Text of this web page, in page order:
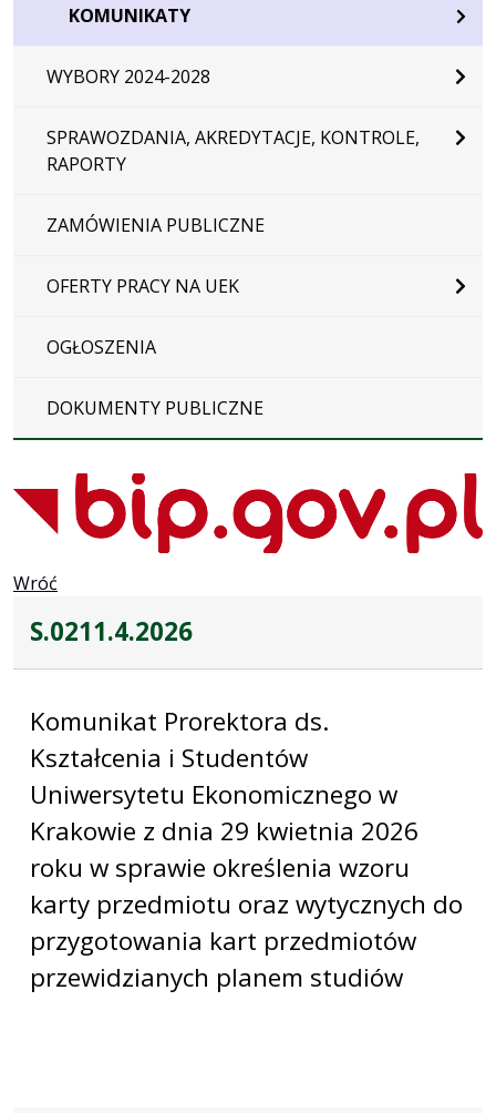
KOMUNIKATY
WYBORY 2024-2028
SPRAWOZDANIA, AKREDYTACJE, KONTROLE,
RAPORTY
ZAMÓWIENIA PUBLICZNE
OFERTY PRACY NA UEK
OGŁOSZENIA
DOKUMENTY PUBLICZNE
Wróć
S.0211.4.2026
Komunikat Prorektora ds.
Kształcenia i Studentów
Uniwersytetu Ekonomicznego w
Krakowie z dnia 29 kwietnia 2026
roku w sprawie określenia wzoru
karty przedmiotu oraz wytycznych do
przygotowania kart przedmiotów
przewidzianych planem studiów